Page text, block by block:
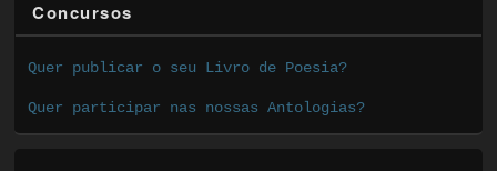
Concursos
Quer publicar o seu Livro de Poesia?
Quer participar nas nossas Antologias?